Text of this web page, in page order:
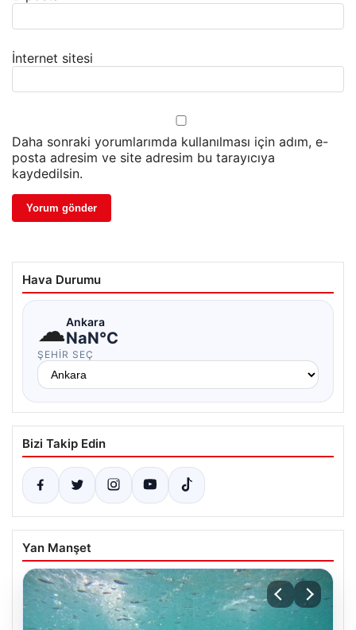
İnternet sitesi
Daha sonraki yorumlarımda kullanılması için adım, e-
posta adresim ve site adresim bu tarayıcıya
kaydedilsin.
Hava Durumu
☁Ankara
NaN°C
ŞEHIR SEÇ
Bizi Takip Edin
Yan Manşet